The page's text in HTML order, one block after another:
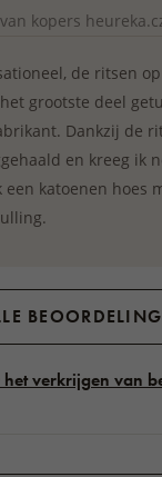
kopers
de ritsen
grootste deel
Dankzij de
en kreeg ik
een katoenen hoes
verkrijgen van